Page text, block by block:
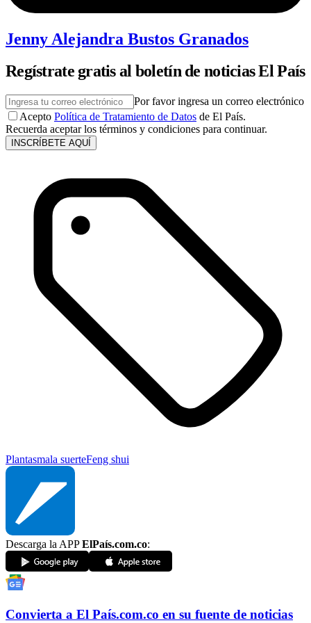
Jenny Alejandra Bustos Granados
Regístrate gratis al boletín de noticias El País
Por favor ingresa un correo electrónico
Acepto Política de Tratamiento de Datos de El País.
Recuerda aceptar los términos y condiciones para continuar.
INSCRÍBETE AQUÍ
Plantasmala suerteFeng shui
Descarga la APPElPaís.com.co:
Convierta a El País.com.co en su fuente de noticias